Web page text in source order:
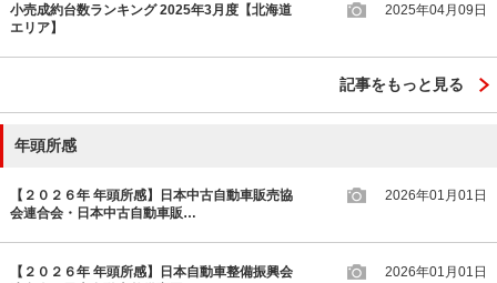
小売成約台数ランキング 2025年3月度【北海道
エリア】
2025年04月09日
記事をもっと見る
年頭所感
【２０２６年 年頭所感】日本中古自動車販売協
会連合会・日本中古自動車販…
2026年01月01日
【２０２６年 年頭所感】日本自動車整備振興会
2026年01月01日